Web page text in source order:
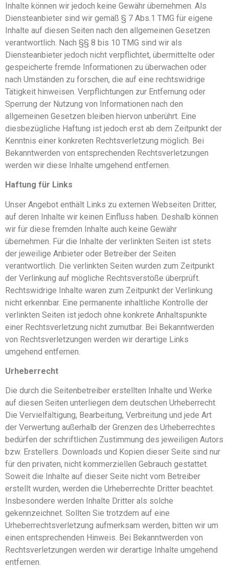
Inhalte können wir jedoch keine Gewähr übernehmen. Als
Diensteanbieter sind wir gemäß § 7 Abs.1 TMG für eigene
Inhalte auf diesen Seiten nach den allgemeinen Gesetzen
verantwortlich. Nach §§ 8 bis 10 TMG sind wir als
Diensteanbieter jedoch nicht verpflichtet, übermittelte oder
gespeicherte fremde Informationen zu überwachen oder
nach Umständen zu forschen, die auf eine rechtswidrige
Tätigkeit hinweisen. Verpflichtungen zur Entfernung oder
Sperrung der Nutzung von Informationen nach den
allgemeinen Gesetzen bleiben hiervon unberührt. Eine
diesbezügliche Haftung ist jedoch erst ab dem Zeitpunkt der
Kenntnis einer konkreten Rechtsverletzung möglich. Bei
Bekanntwerden von entsprechenden Rechtsverletzungen
werden wir diese Inhalte umgehend entfernen.
Haftung für Links
Unser Angebot enthält Links zu externen Webseiten Dritter,
auf deren Inhalte wir keinen Einfluss haben. Deshalb können
wir für diese fremden Inhalte auch keine Gewähr
übernehmen. Für die Inhalte der verlinkten Seiten ist stets
der jeweilige Anbieter oder Betreiber der Seiten
verantwortlich. Die verlinkten Seiten wurden zum Zeitpunkt
der Verlinkung auf mögliche Rechtsverstöße überprüft.
Rechtswidrige Inhalte waren zum Zeitpunkt der Verlinkung
nicht erkennbar. Eine permanente inhaltliche Kontrolle der
verlinkten Seiten ist jedoch ohne konkrete Anhaltspunkte
einer Rechtsverletzung nicht zumutbar. Bei Bekanntwerden
von Rechtsverletzungen werden wir derartige Links
umgehend entfernen.
Urheberrecht
Die durch die Seitenbetreiber erstellten Inhalte und Werke
auf diesen Seiten unterliegen dem deutschen Urheberrecht.
Die Vervielfältigung, Bearbeitung, Verbreitung und jede Art
der Verwertung außerhalb der Grenzen des Urheberrechtes
bedürfen der schriftlichen Zustimmung des jeweiligen Autors
bzw. Erstellers. Downloads und Kopien dieser Seite sind nur
für den privaten, nicht kommerziellen Gebrauch gestattet.
Soweit die Inhalte auf dieser Seite nicht vom Betreiber
erstellt wurden, werden die Urheberrechte Dritter beachtet.
Insbesondere werden Inhalte Dritter als solche
gekennzeichnet. Sollten Sie trotzdem auf eine
Urheberrechtsverletzung aufmerksam werden, bitten wir um
einen entsprechenden Hinweis. Bei Bekanntwerden von
Rechtsverletzungen werden wir derartige Inhalte umgehend
entfernen.